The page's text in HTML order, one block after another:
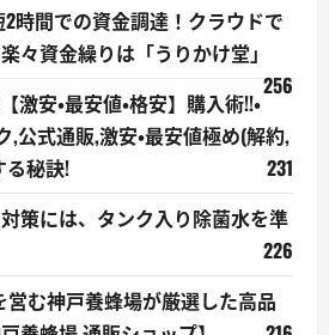
時間での資金調達！クラウドで
々資金繰りは「うりかけ堂」
256
安・最安値・格安】購入術!!・
,公式通販,激安・最安値極め(解約,
る秘訣!
231
策には、タンク入り除菌水を準
226
営む神戸養蜂場が厳選した高品